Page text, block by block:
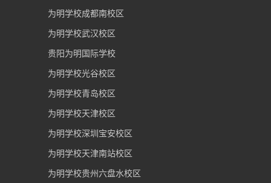
为明学校成都南校区
为明学校武汉校区
贵阳为明国际学校
为明学校光谷校区
为明学校青岛校区
为明学校天津校区
为明学校深圳宝安校区
为明学校天津南站校区
为明学校贵州六盘水校区